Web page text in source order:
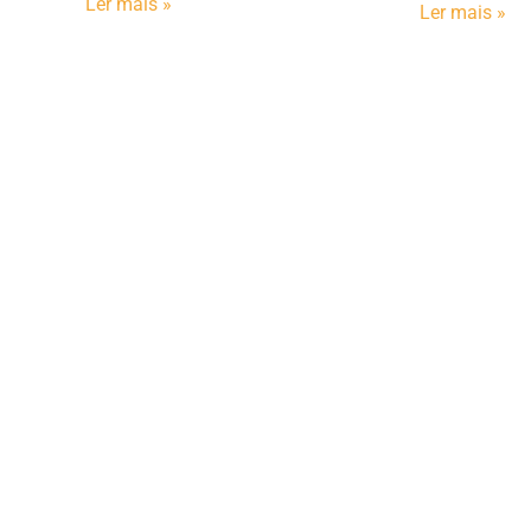
Ler mais » Ler mais »